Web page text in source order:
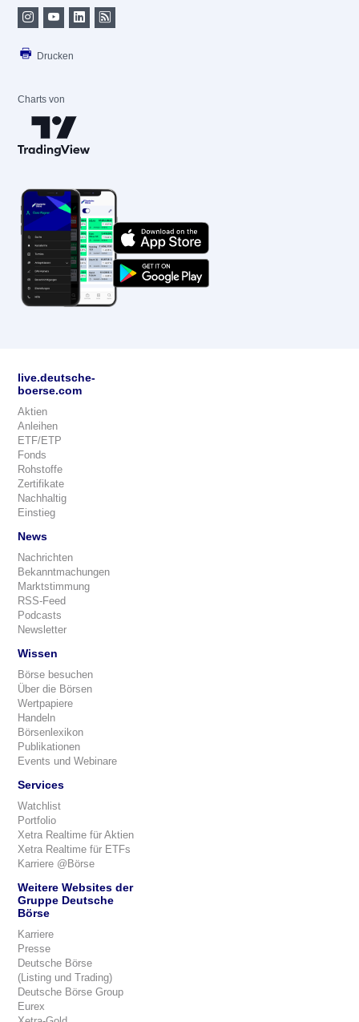
Drucken
Charts von
live.deutsche-
boerse.com
Aktien
Anleihen
ETF/ETP
Fonds
Rohstoffe
Zertifikate
Nachhaltig
Einstieg
News
Nachrichten
Bekanntmachungen
Marktstimmung
RSS-Feed
Podcasts
Newsletter
Wissen
Börse besuchen
Über die Börsen
Wertpapiere
Handeln
Börsenlexikon
Publikationen
Events und Webinare
Services
Watchlist
Portfolio
Xetra Realtime für Aktien
Xetra Realtime für ETFs
Karriere @Börse
Weitere Websites der
Gruppe Deutsche
Börse
Karriere
Presse
Deutsche Börse
(Listing und Trading)
Deutsche Börse Group
Eurex